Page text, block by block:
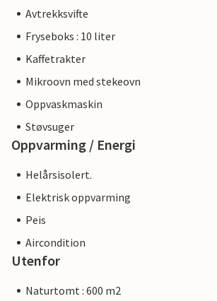
Avtrekksvifte
Fryseboks : 10 liter
Kaffetrakter
Mikroovn med stekeovn
Oppvaskmaskin
Støvsuger
Oppvarming / Energi
Helårsisolert.
Elektrisk oppvarming
Peis
Aircondition
Utenfor
Naturtomt : 600 m2